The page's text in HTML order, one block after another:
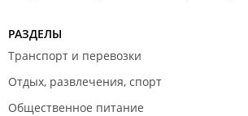
РАЗДЕЛЫ
Транспорт и перевозки
Отдых, развлечения, спорт
Общественное питание